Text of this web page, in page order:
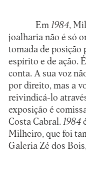
Em 1984,
joalharia não é só
tomada de posição
espírito e de ação.
conta. A sua voz
por direito, mas a
reivindicá-lo
exposição é
Costa Cabral. 1984
Milheiro, que foi
Galeria Zé dos